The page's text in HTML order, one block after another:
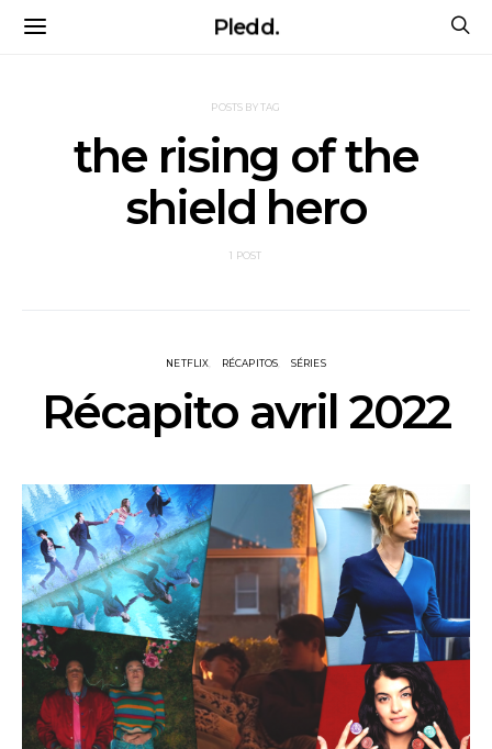
Pledd.
POSTS BY TAG
the rising of the
shield hero
1 POST
NETFLIX RÉCAPITOS SÉRIES
Récapito avril 2022